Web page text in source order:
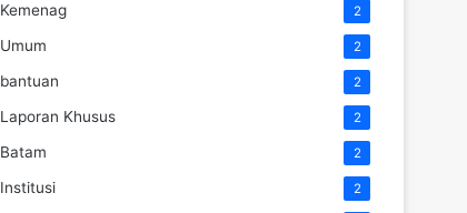
Kemenag 2
Umum 2
bantuan 2
Laporan Khusus 2
Batam 2
Institusi 2